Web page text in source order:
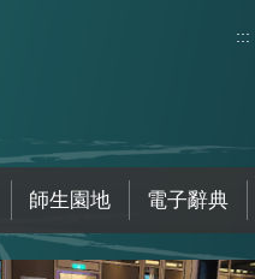
:::
師生園地 電子辭典